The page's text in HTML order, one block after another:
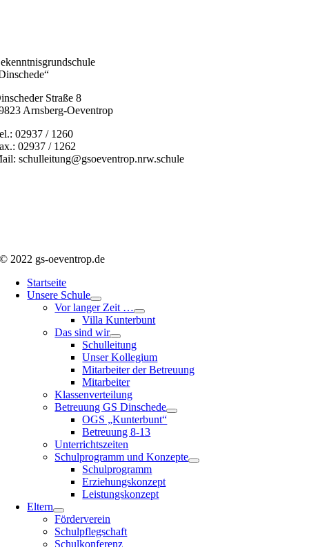
Straße 8
Arnsberg-Oeventrop
02937 / 1260
02937 / 1262
schulleitung@gsoeventrop.nrw.schule
© 2022 gs-oeventrop.de
Startseite
Unsere Schule
Vor langer Zeit …
Villa Kunterbunt
Das sind wir
Schulleitung
Unser Kollegium
Mitarbeiter der Betreuung
Mitarbeiter
Klassenverteilung
Betreuung GS Dinschede
OGS „Kunterbunt“
Betreuung 8-13
Unterrichtszeiten
Schulprogramm und Konzepte
Schulprogramm
Erziehungskonzept
Leistungskonzept
Eltern
Förderverein
Schulpflegschaft
Schulkonferenz